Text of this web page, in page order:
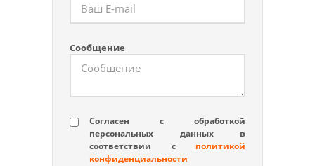
Сообщение
Согласен с обработкой
персональных данных в
соответствии с политикой
конфиденциальности